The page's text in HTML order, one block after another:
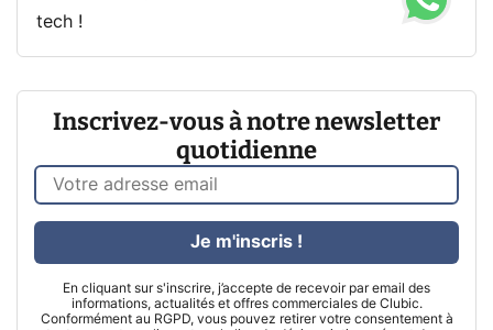
tech !
Inscrivez-vous à notre newsletter
quotidienne
En cliquant sur s'inscrire, j’accepte de recevoir par email des
informations, actualités et offres commerciales de Clubic.
Conformément au RGPD, vous pouvez retirer votre consentement à
Je m'inscris !